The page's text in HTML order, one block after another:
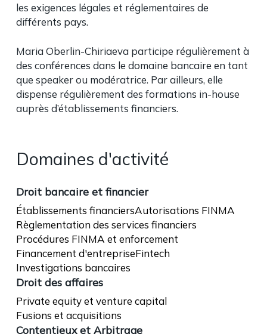
les exigences légales et réglementaires de
différents pays.
Maria Oberlin-Chiriaeva participe régulièrement à
des conférences dans le domaine bancaire en tant
que speakerou modératrice. Par ailleurs, elle
dispense régulièrement des formations in-house
auprès d’établissements financiers.
Domaines d'activité
Droit bancaire et financier
Établissements financiersAutorisations FINMA
Règlementation des services financiers
Procédures FINMA et enforcement
Financement d'entrepriseFintech
Investigations bancaires
Droit des affaires
Private equity et venture capital
Fusions et acquisitions
Contentieux et Arbitrage